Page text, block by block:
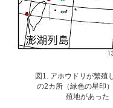
図1. アホウドリが繁殖
の2カ所（緑色の星印
殖地があった